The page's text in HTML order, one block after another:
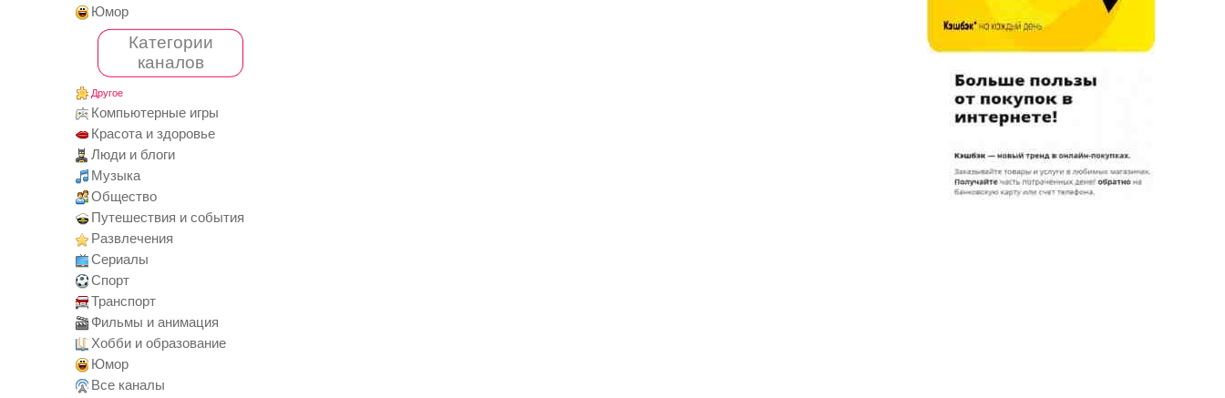
Юмор
Категории
каналов
Другое
Компьютерные игры
Красота и здоровье
Люди и блоги
Музыка
Общество
Путешествия и события
Развлечения
Сериалы
Спорт
Транспорт
Фильмы и анимация
Хобби и образование
Юмор
Все каналы